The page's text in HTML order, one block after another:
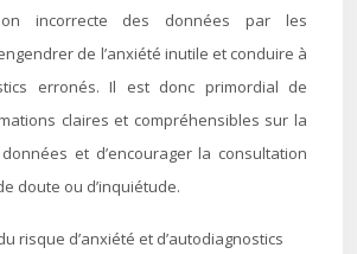
incorrecte des données par les
de l’anxiété inutile et conduire à
erronés. Il est donc primordial de
claires et compréhensibles sur la
et d’encourager la consultation
doute ou d’inquiétude.
risque d’anxiété et d’autodiagnostics